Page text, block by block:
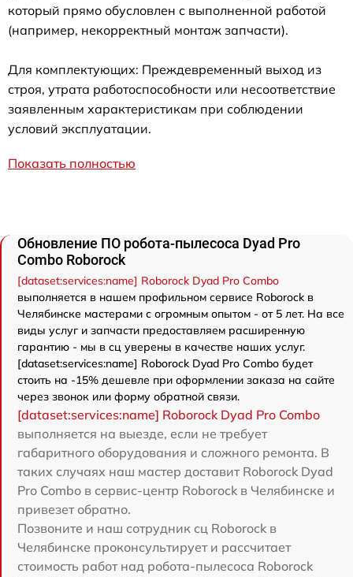
который прямо обусловлен с выполненной работой
(например, некорректный монтаж запчасти).
Для комплектующих: Преждевременный выход из
строя, утрата работоспособности или несоответствие
заявленным характеристикам при соблюдении
условий эксплуатации.
Показать полностью
Обновление ПО робота-пылесоса Dyad Pro
Combo Roborock
[dataset:services:name] Roborock Dyad Pro Combo
выполняется в нашем профильном сервисе Roborock в
Челябинске мастерами с огромным опытом - от 5 лет. На все
виды услуг и запчасти предоставляем расширенную
гарантию - мы в сц уверены в качестве наших услуг.
[dataset:services:name] Roborock Dyad Pro Combo будет
стоить на -15% дешевле при оформлении заказа на сайте
через звонок или форму обратной связи.
[dataset:services:name] Roborock Dyad Pro Combo
выполняется на выезде, если не требует
габаритного оборудования и сложного ремонта. В
таких случаях наш мастер доставит Roborock Dyad
Pro Combo в сервис-центр Roborock в Челябинске и
привезет обратно.
Позвоните и наш сотрудник сц Roborock в
Челябинске проконсультирует и рассчитает
стоимость работ над робота-пылесоса Roborock